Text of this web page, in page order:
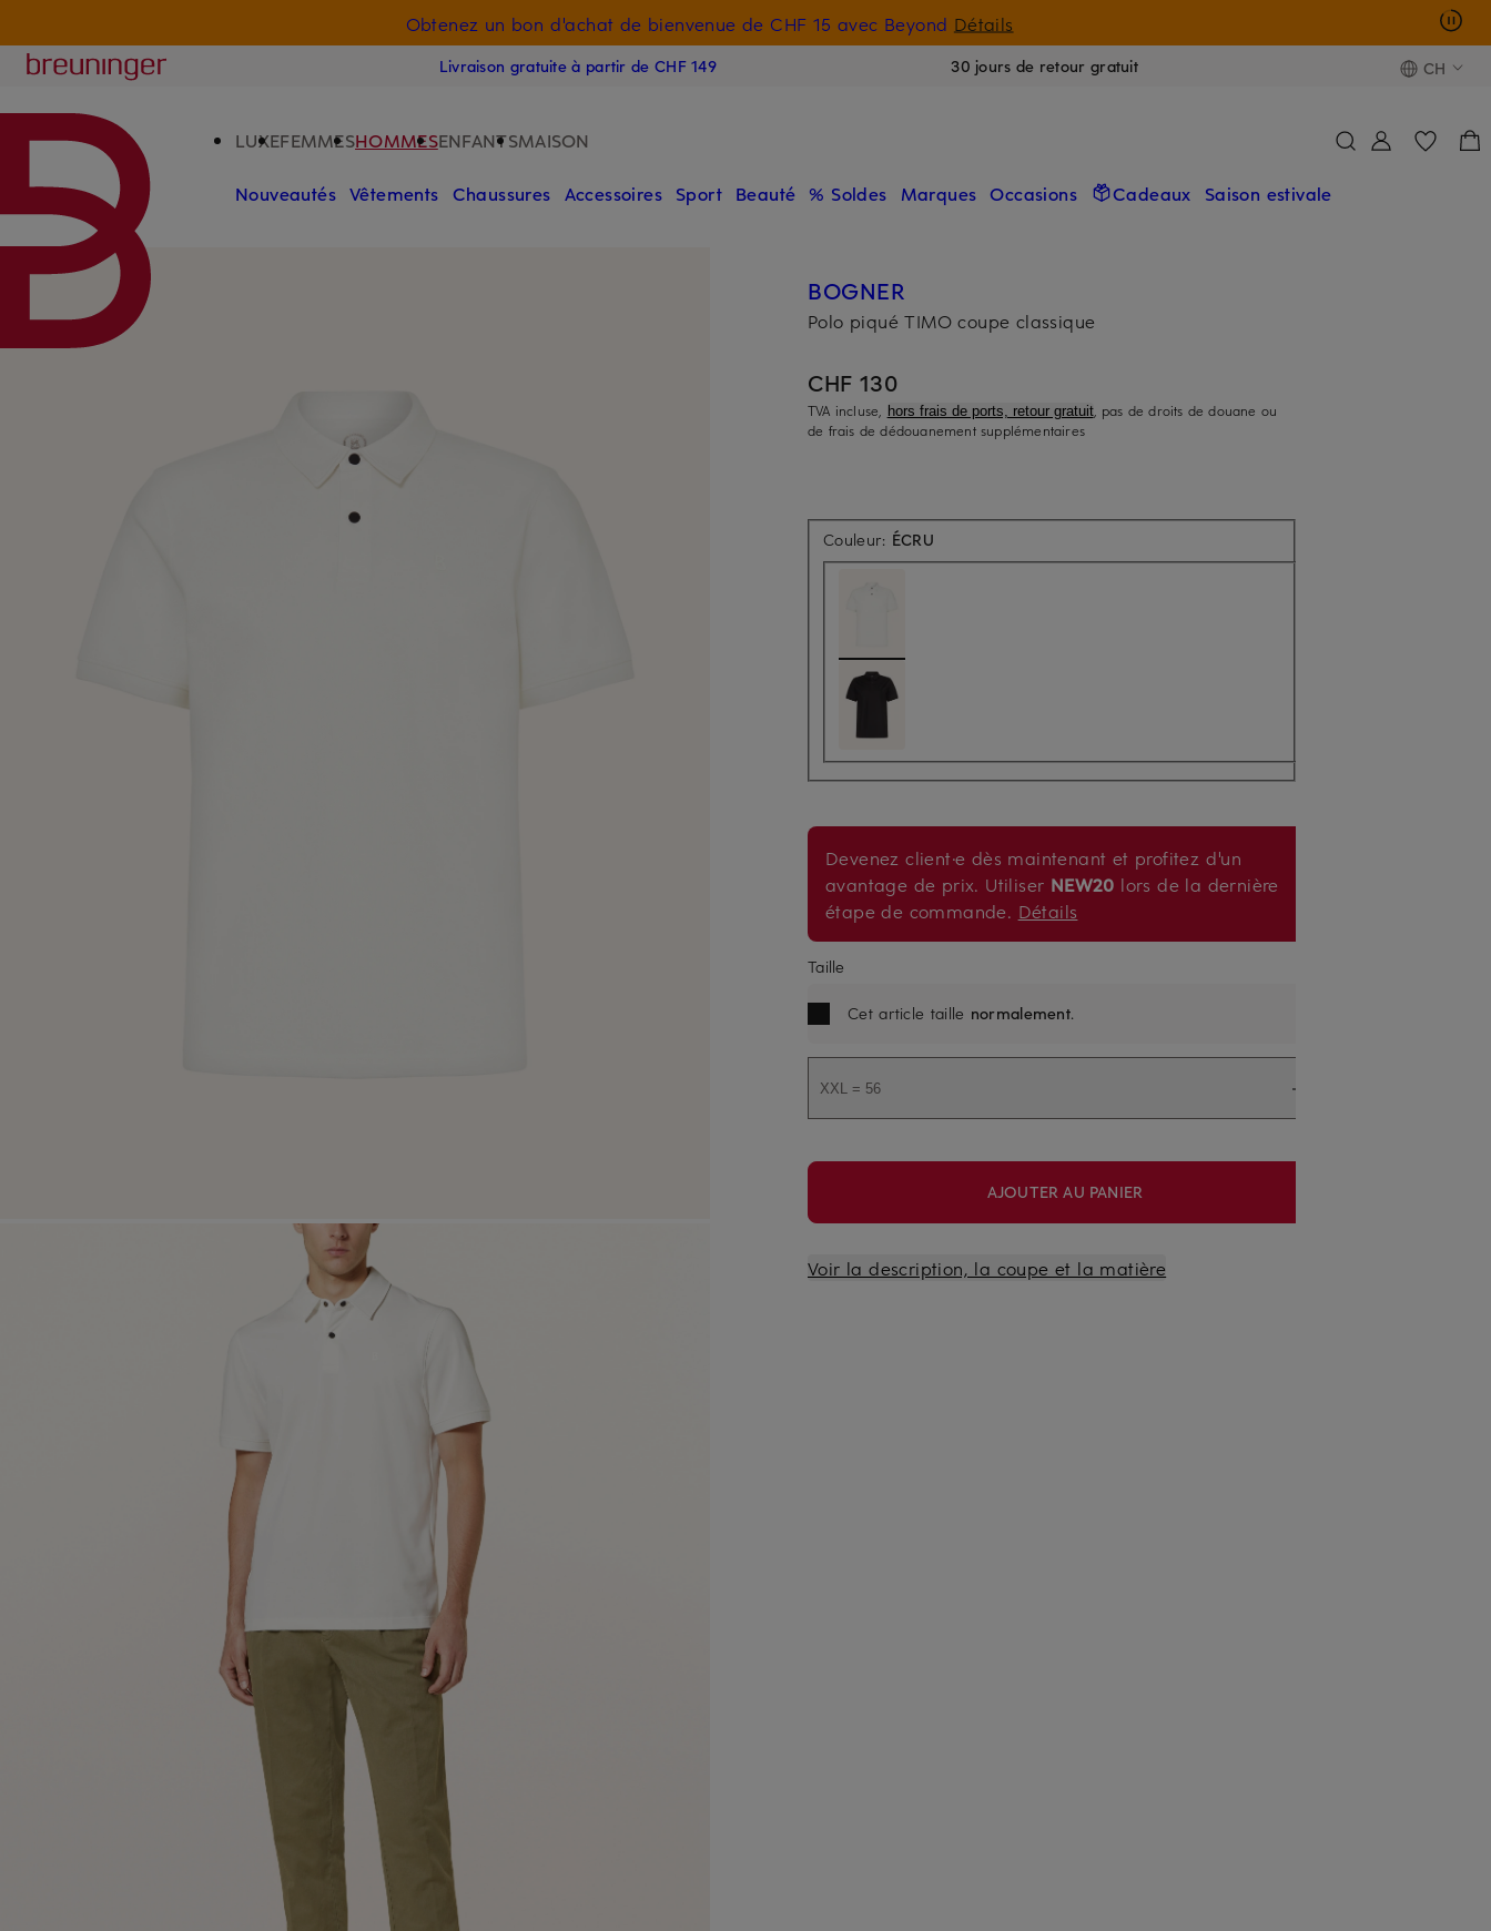
Obtenez un bon d'achat de bienvenue de CHF 15 avec Beyond Détails
Breuninger
Livraison gratuite à partir de CHF 149 30 jours de retour gratuit CH
LUXEFEMMESHOMMESENFANTSMAISON
Nouveautés Vêtements Chaussures Accessoires Sport Beauté % Soldes Marques Occasions Cadeaux Saison estivale
BOGNER
Polo piqué TIMO coupe classique
CHF 130
TVA incluse, hors frais de ports, retour gratuit, pas de droits de douane ou
de frais de dédouanement supplémentaires
Couleur: ÉCRU
Devenez client·e dès maintenant et profitez d'un
avantage de prix. Utiliser NEW20 lors de la dernière
étape de commande. Détails
Taille
Cet article taille normalement.
XXL = 56
AJOUTER AU PANIER
Voir la description, la coupe et la matière